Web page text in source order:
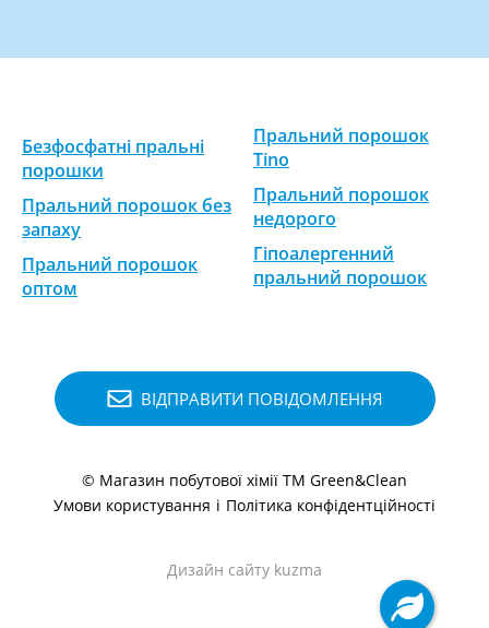
Безфосфатні пральні
порошки
Пральний порошок без
запаху
Пральний порошок
оптом
Пральний порошок
Tino
Пральний порошок
недорого
Гіпоалергенний
пральний порошок
ВІДПРАВИТИ ПОВІДОМЛЕННЯ
© Магазин побутової хімії ТМ Green&Clean
Умови користування і Політика конфідентційності
Дизайн сайту kuzma